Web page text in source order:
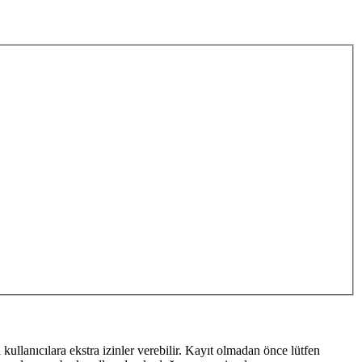
ekstra izinler verebilir. Kayıt olmadan önce lütfen